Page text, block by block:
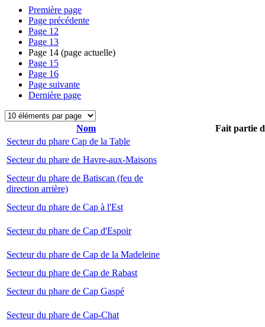
Première page
Page précédente
Page 12
Page 13
Page 14 (page actuelle)
Page 15
Page 16
Page suivante
Dernière page
Nom
Fait partie
Secteur du phare Cap de la Table
Secteur du phare de Havre-aux-Maisons
Secteur du phare de Batiscan (feu de
direction arrière)
Secteur du phare de Cap à l'Est
Secteur du phare de Cap d'Espoir
Secteur du phare de Cap de la Madeleine
Secteur du phare de Cap de Rabast
Secteur du phare de Cap Gaspé
Secteur du phare de Cap-Chat